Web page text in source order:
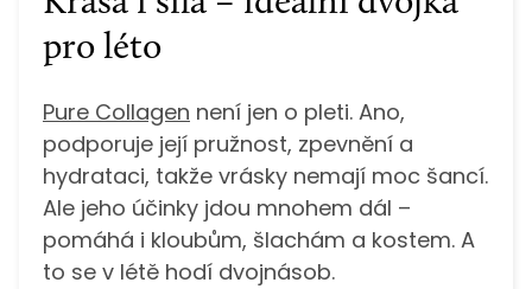
pro léto
Pure Collagen není jen o pleti. Ano,
podporuje její pružnost, zpevnění a
hydrataci, takže vrásky nemají moc šancí.
Ale jeho účinky jdou mnohem dál –
pomáhá i kloubům, šlachám a kostem. A
to se v létě hodí dvojnásob.